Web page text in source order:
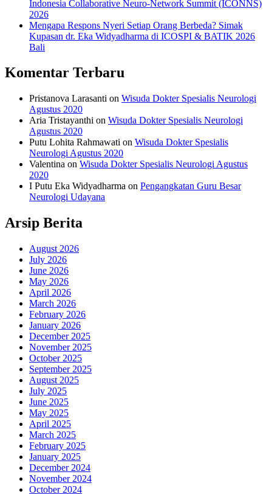
Indonesia Collaborative Neuro-Network Summit (ICONNS)
2026
Mengapa Respons Nyeri Setiap Orang Berbeda? Simak
Kupasan dr. Eka Widyadharma di ICOSPI & BATIK 2026
Bali
Komentar Terbaru
Pristanova Larasanti on Wisuda Dokter Spesialis Neurologi
Agustus 2020
Aria Tristayanthi on Wisuda Dokter Spesialis Neurologi
Agustus 2020
Putu Lohita Rahmawati on Wisuda Dokter Spesialis
Neurologi Agustus 2020
Valentina on Wisuda Dokter Spesialis Neurologi Agustus
2020
I Putu Eka Widyadharma on Pengangkatan Guru Besar
Neurologi Udayana
Arsip Berita
August 2026
July 2026
June 2026
May 2026
April 2026
March 2026
February 2026
January 2026
December 2025
November 2025
October 2025
September 2025
August 2025
July 2025
June 2025
May 2025
April 2025
March 2025
February 2025
January 2025
December 2024
November 2024
October 2024